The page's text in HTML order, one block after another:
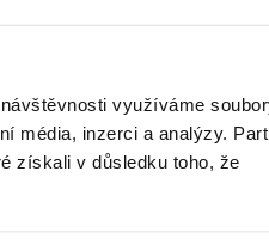
využíváme
média, inzerci a analýzy.
získali v důsledku toho, že
příchutě
Felix